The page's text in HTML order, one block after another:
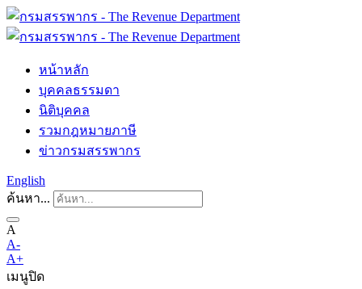
หน้าหลัก
บุคคลธรรมดา
นิติบุคคล
รวมกฎหมายภาษี
ข่าวกรมสรรพากร
English
ค้นหา...
A
A-
A+
เมนูปิด